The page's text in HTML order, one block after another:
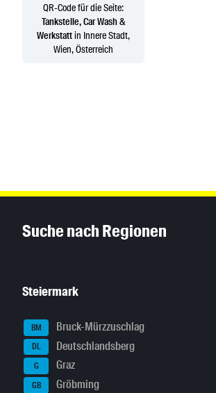
QR-Code für die Seite:
Tankstelle, Car Wash &
Werkstattin Innere Stadt,
Wien, Österreich
Suche nach Regionen
Steiermark
BM Bruck-Mürzzuschlag
DL Deutschlandsberg
G Graz
GB Gröbming